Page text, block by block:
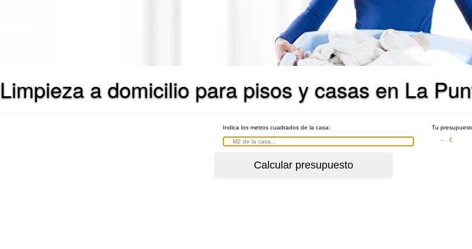
Limpieza a domicilio para pisos y casas en La
Indica los metros cuadrados de la casa:
Tu
– €